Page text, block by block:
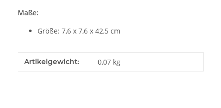
Maße:
Größe: 7,6 x 7,6 x 42,5 cm
Produkteigenschaft
Wert
Artikelgewicht: 0,07 kg